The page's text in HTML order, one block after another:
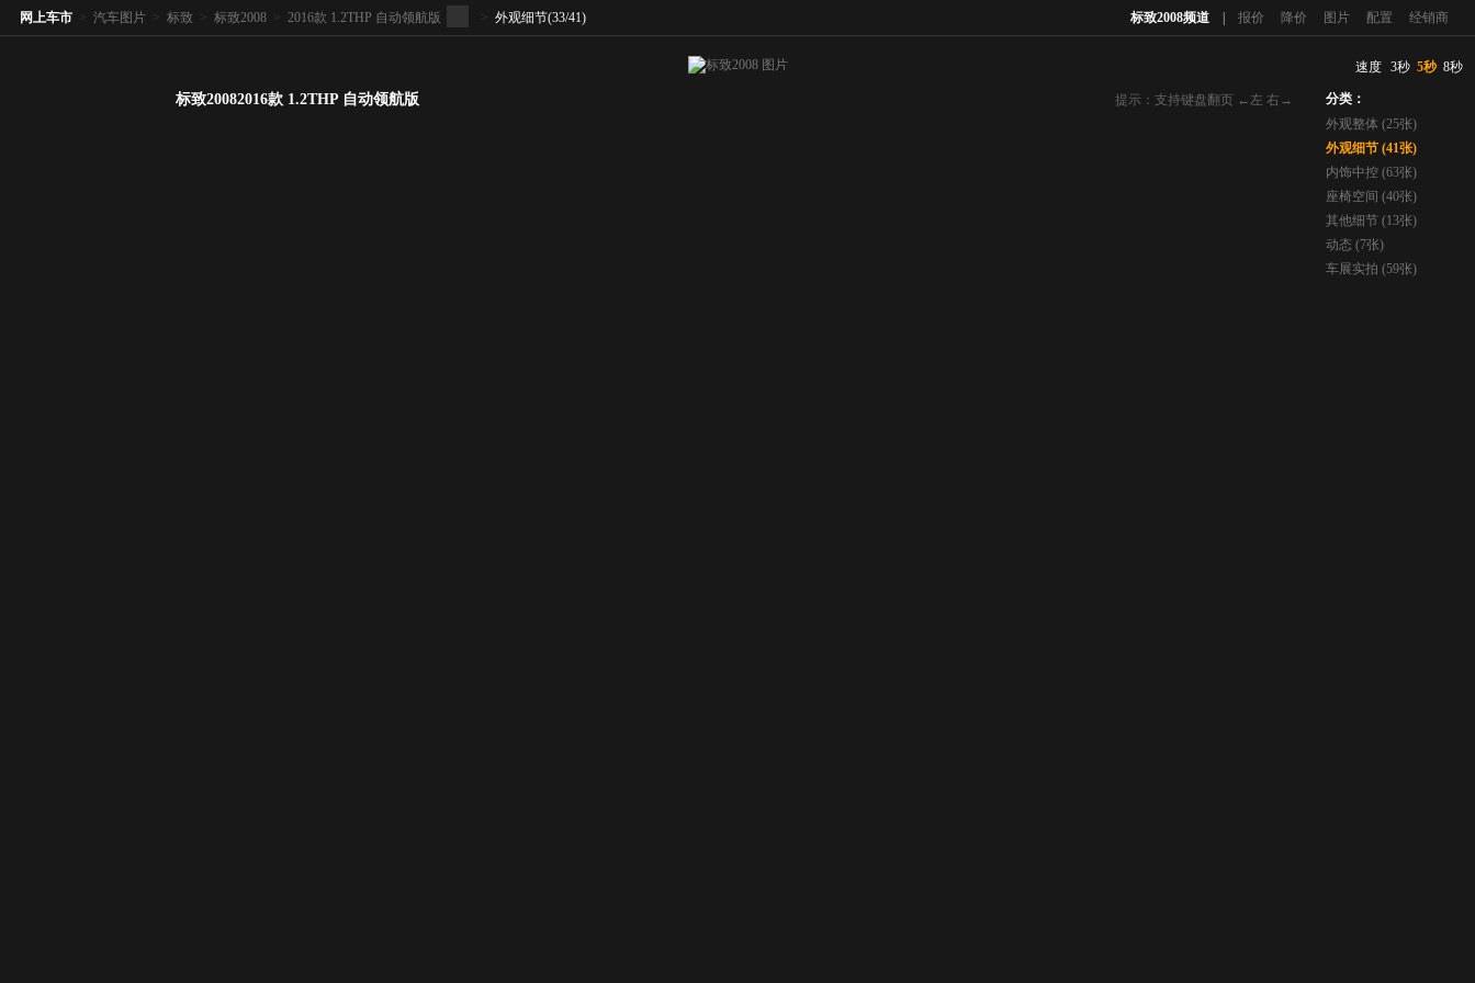
标致2008频道 报价 降价 图片 配置 经销商
网上车市 > 汽车图片 > 标致 > 标致2008 > 2016款 1.2THP 自动领航版 > 外观细节(33/41)
提示：支持键盘翻页 ←左 右→
标致20082016款 1.2THP 自动领航版
速度 3秒 5秒 8秒
分类：
外观整体 (25张)
外观细节 (41张)
内饰中控 (63张)
座椅空间 (40张)
其他细节 (13张)
动态 (7张)
车展实拍 (59张)